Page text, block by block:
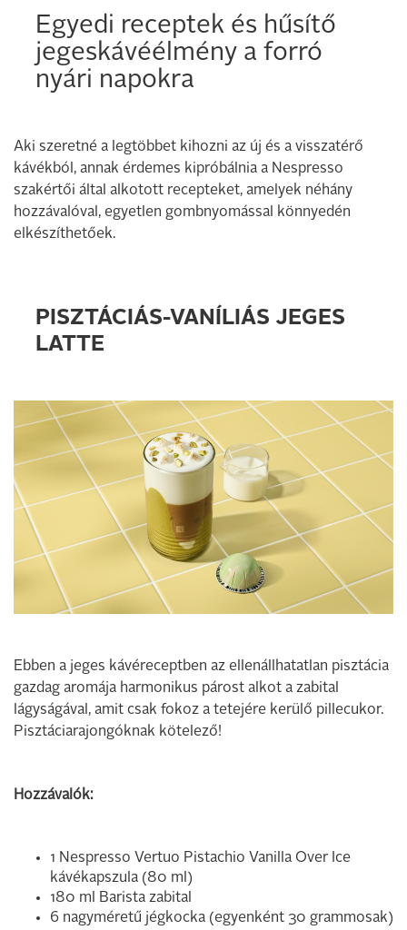
Egyedi receptek és hűsítő
jegeskávéélmény a forró
nyári napokra
Aki szeretné a legtöbbet kihozni az új és a visszatérő
kávékból, annak érdemes kipróbálnia a Nespresso
szakértői által alkotott recepteket, amelyek néhány
hozzávalóval, egyetlen gombnyomással könnyedén
elkészíthetőek.
PISZTÁCIÁS-VANÍLIÁS JEGES
LATTE
Ebben a jeges kávéreceptben az ellenállhatatlan pisztácia
gazdag aromája harmonikus párost alkot a zabital
lágyságával, amit csak fokoz a tetejére kerülő pillecukor.
Pisztáciarajongóknak kötelező!
Hozzávalók:
1 Nespresso Vertuo Pistachio Vanilla Over Ice
kávékapszula (80 ml)
180 ml Barista zabital
6 nagyméretű jégkocka (egyenként 30 grammosak)